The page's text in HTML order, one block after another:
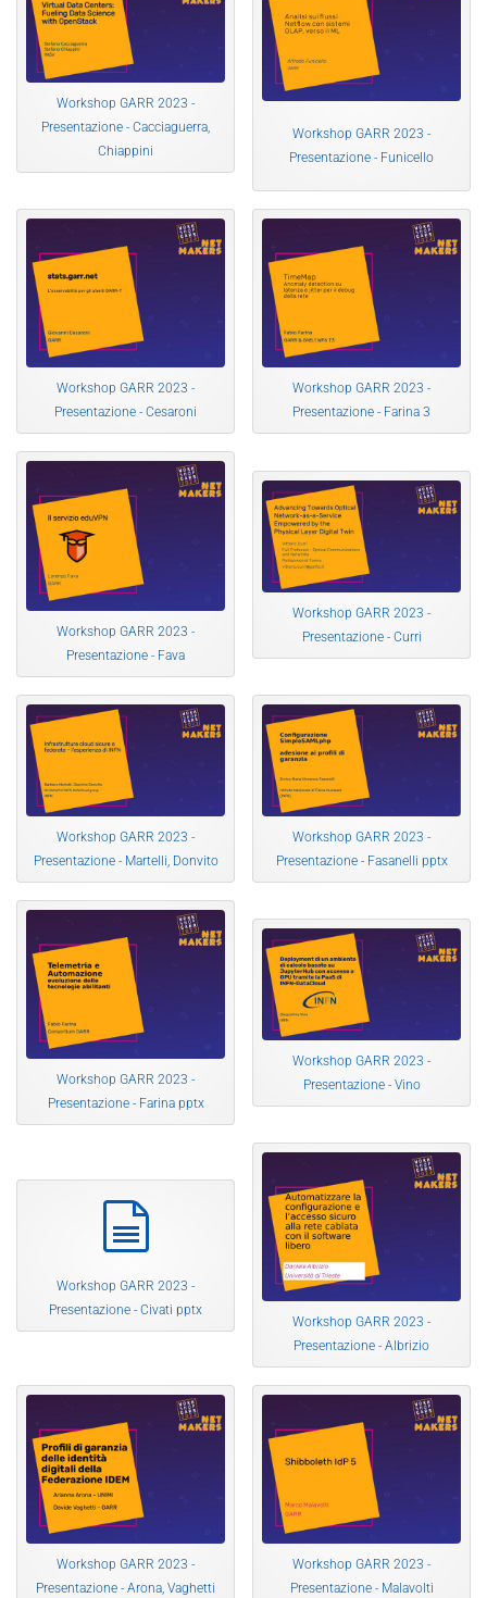
Workshop GARR 2023 -
Presentazione - Cacciaguerra,
Chiappini
Workshop GARR 2023 -
Presentazione - Funicello
Workshop GARR 2023 -
Presentazione - Cesaroni
Workshop GARR 2023 -
Presentazione - Farina 3
Workshop GARR 2023 -
Presentazione - Fava
Workshop GARR 2023 -
Presentazione - Curri
Workshop GARR 2023 -
Presentazione - Martelli, Donvito
Workshop GARR 2023 -
Presentazione - Fasanelli pptx
Workshop GARR 2023 -
Presentazione - Farina pptx
Workshop GARR 2023 -
Presentazione - Vino
Workshop GARR 2023 -
Presentazione - Civati pptx
Workshop GARR 2023 -
Presentazione - Albrizio
Workshop GARR 2023 -
Presentazione - Arona, Vaghetti
Workshop GARR 2023 -
Presentazione - Malavolti